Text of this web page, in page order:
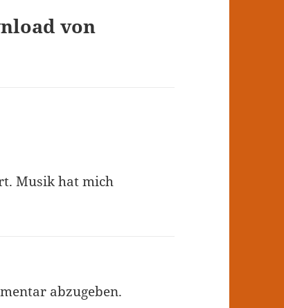
von
Musik hat mich
abzugeben.